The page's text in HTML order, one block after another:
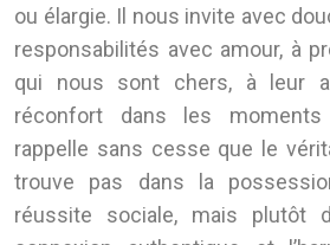
ou élargie. Il nous invite avec
responsabilités avec amour, à
qui nous sont chers, à leur
réconfort dans les
rappelle sans cesse que le
trouve pas dans la
réussite sociale, mais plutôt